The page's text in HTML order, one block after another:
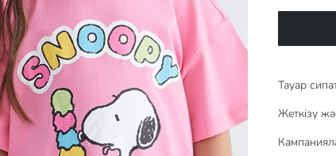
Тауар
Жеткізу